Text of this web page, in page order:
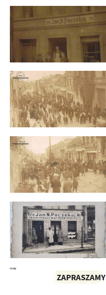
Wróć
ZAPRASZAMY